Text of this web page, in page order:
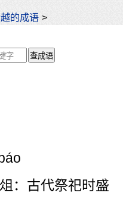
的成语 >
：古代祭祀时盛